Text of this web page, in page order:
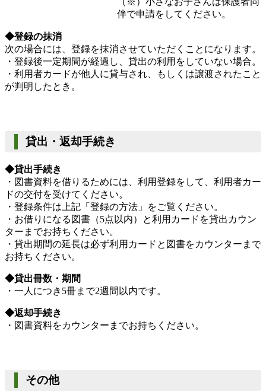
伴で申請をしてください。
◆登録の抹消
次の場合には、登録を抹消させていただくことになります。
・登録後一定期間が経過し、貸出の利用をしていない場合。
・利用者カードが他人に貸与され、もしくは譲渡されたこと
が判明したとき。
貸出・返却手続き
◆貸出手続き
・図書資料を借りるためには、利用登録をして、利用者カー
ドの交付を受けてください。
・登録条件は上記「登録の方法」をご覧ください。
・お借りになる図書（5点以内）と利用カードを貸出カウン
ターまでお持ちください。
・貸出期間の延長は必ず利用カードと図書をカウンターまで
お持ちください。
◆貸出冊数・期間
・一人につき5冊まで2週間以内です。
◆返却手続き
・図書資料をカウンターまでお持ちください。
その他